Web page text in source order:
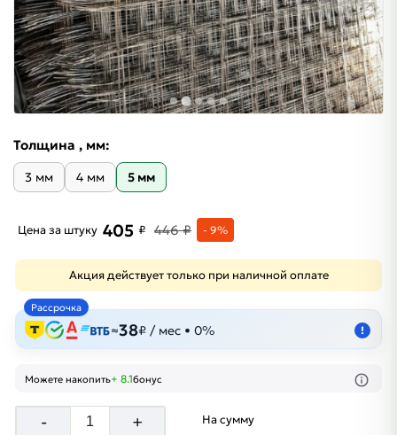
Толщина , мм:
3 мм 4 мм 5 мм
Цена за штуку 405 ₽ 446 ₽ - 9%
Акция действует только при наличной оплате
Рассрочка
≈38₽ / мес • 0% !
Можете накопить+ 8.1бонус
- + На сумму